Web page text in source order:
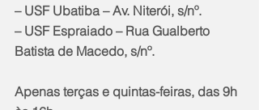
– USF Ubatiba – Av. Niterói, s/nº.
– USF Espraiado – Rua Gualberto
Batista de Macedo, s/nº.
Apenas terças e quintas-feiras, das 9h